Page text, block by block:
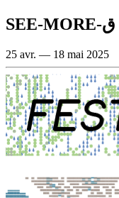
SEE-MORE-ق
25 avr. — 18 mai 2025